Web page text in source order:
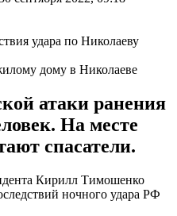
дому в Николаеве
атаки ранения
На месте
спасатели.
Кирилл Тимошенко
ночного удара РФ